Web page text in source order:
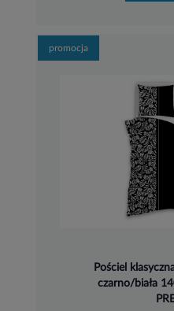
Pościel
czarno/biała
promocja